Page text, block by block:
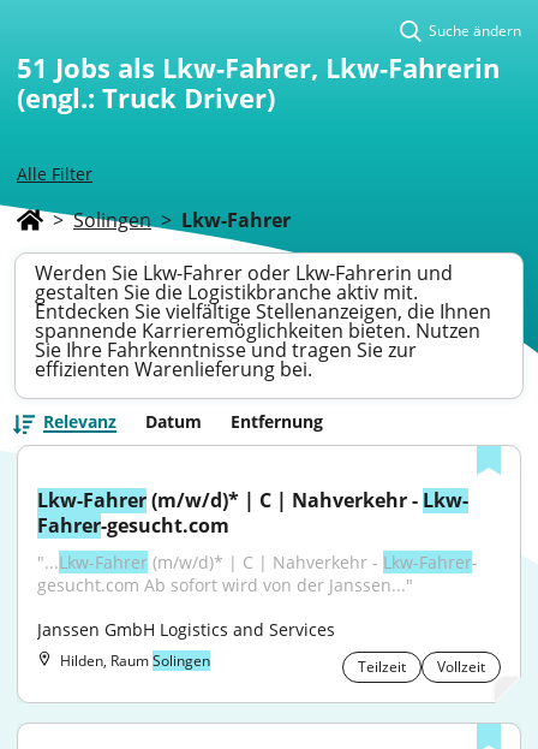
Alle Filter
Suche ändern
51 Jobs als Lkw-Fahrer, Lkw-Fahrerin
(engl.: Truck Driver)
> Solingen > Lkw-Fahrer
Werden Sie Lkw-Fahrer oder Lkw-Fahrerin und
gestalten Sie die Logistikbranche aktiv mit.
Entdecken Sie vielfältige Stellenanzeigen, die Ihnen
spannende Karrieremöglichkeiten bieten. Nutzen
Sie Ihre Fahrkenntnisse und tragen Sie zur
effizienten Warenlieferung bei.
Relevanz Datum Entfernung
Lkw-Fahrer (m/w/d)* | C | Nahverkehr - Lkw-
Fahrer-gesucht.com
"...Lkw-Fahrer (m/w/d)* | C | Nahverkehr - Lkw-Fahrer-
gesucht.com Ab sofort wird von der Janssen..."
Janssen GmbH Logistics and Services
Hilden, RaumSolingen Teilzeit Vollzeit